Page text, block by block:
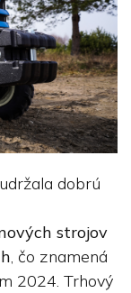
udržala dobrú
strojov
, čo znamená
2024. Trhový